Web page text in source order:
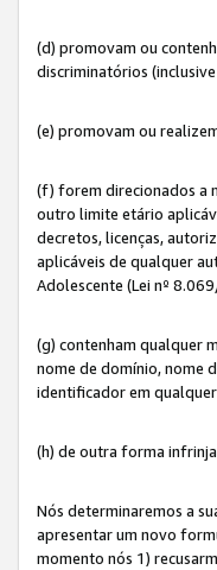
(d) promovam ou
discriminatórios
(e) promovam ou
(f) forem direcionados a
outro limite etário
decretos, licenças,
aplicáveis de qualquer
Adolescente (Lei nº
(g) contenham qualquer
nome de domínio, nome
identificador em qualquer
(h) de outra forma
Nós determinaremos a
apresentar um novo
momento nós 1)